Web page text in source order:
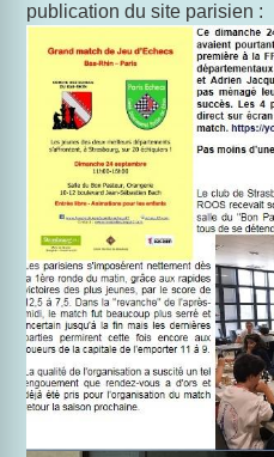
publication du site parisien :